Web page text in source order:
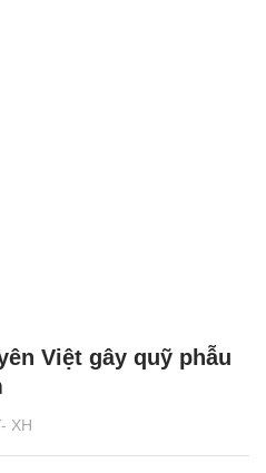
XH
Việt gây quỹ phẫu